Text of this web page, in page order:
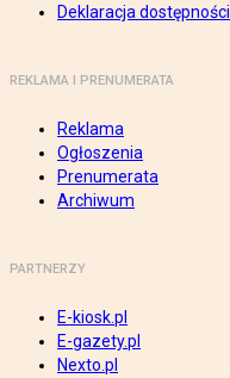
Deklaracja dostępności
REKLAMA I PRENUMERATA
Reklama
Ogłoszenia
Prenumerata
Archiwum
PARTNERZY
E-kiosk.pl
E-gazety.pl
Nexto.pl